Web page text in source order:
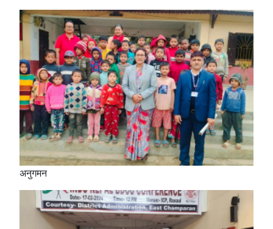
अनुगमन